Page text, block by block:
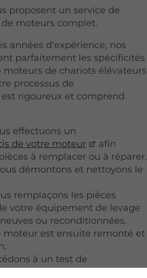
proposent un service de
moteurs complet.
années d'expérience, nos
parfaitement les spécificités
moteurs de chariots élévateurs
processus de
rigoureux et comprend
effectuons un
de votre moteur
afin
à remplacer ou à réparer.
démontons et nettoyons le
remplaçons les pièces
votre équipement de levage
ou reconditionnées.
moteur est ensuite remonté et
à un test de
pour vérifier les points